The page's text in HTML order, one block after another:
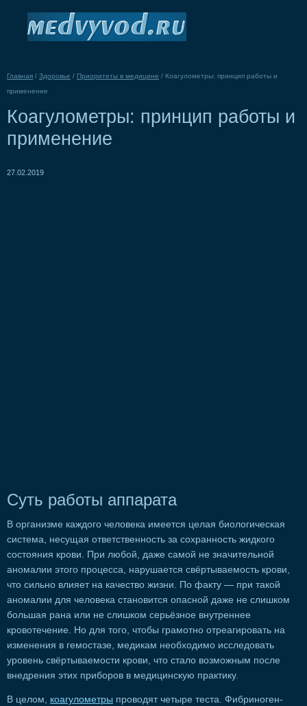
Главная / Здоровье / Приоритеты в медицине / Коагулометры: принцип работы и
применение
Коагулометры: принцип работы и
применение
27.02.2019
Суть работы аппарата
В организме каждого человека имеется целая биологическая
система, несущая ответственность за сохранность жидкого
состояния крови. При любой, даже самой не значительной
аномалии этого процесса, нарушается свёртываемость крови,
что сильно влияет на качество жизни. По факту — при такой
аномалии для человека становится опасной даже не слишком
большая рана или не слишком серьёзное внутреннее
кровотечение. Но для того, чтобы грамотно отреагировать на
изменения в гемостазе, медикам необходимо исследовать
уровень свёртываемости крови, что стало возможным после
внедрения этих приборов в медицинскую практику.
В целом, коагулометры проводят четыре теста. Фибриноген-